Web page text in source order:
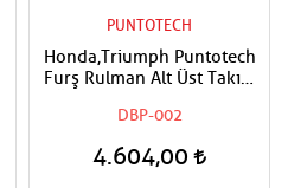
PUNTOTECH
Honda,Triumph Puntotech
Furş Rulman Alt Üst Takım
DBP-002
4.604,00